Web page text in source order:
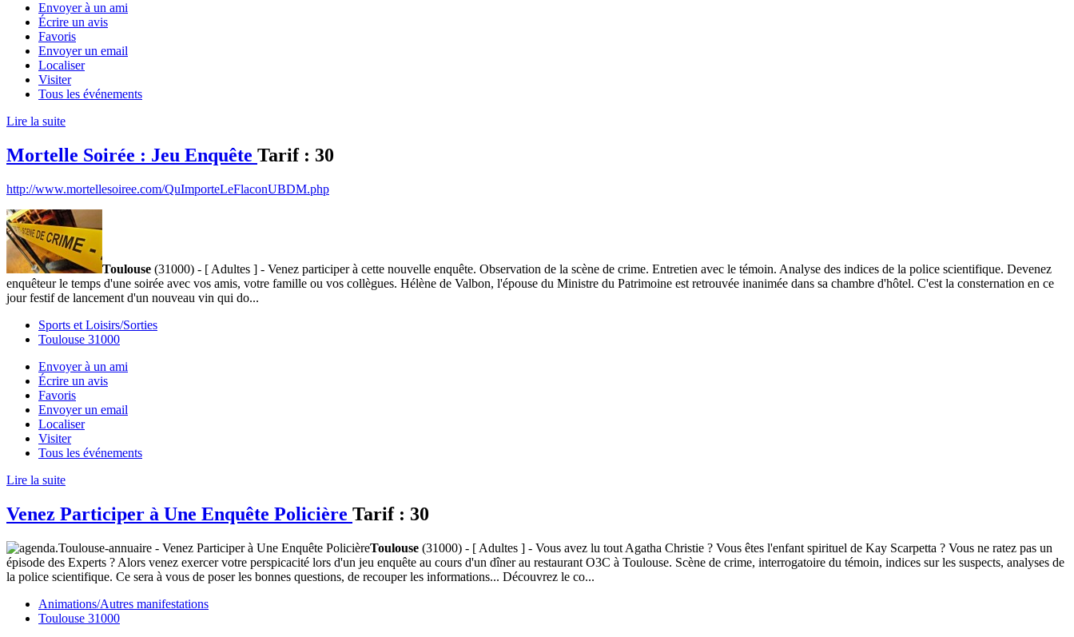
Envoyer à un ami
Écrire un avis
Favoris
Envoyer un email
Localiser
Visiter
Tous les événements
Lire la suite
Mortelle Soirée : Jeu Enquête Tarif : 30
http://www.mortellesoiree.com/QuImporteLeFlaconUBDM.php
Toulouse (31000) - [ Adultes ] - Venez participer à cette nouvelle enquête. Observation de la scène de crime. Entretien avec le témoin. Analyse des indices de la police scientifique. Devenez
enquêteur le temps d'une soirée avec vos amis, votre famille ou vos collègues. Hélène de Valbon, l'épouse du Ministre du Patrimoine est retrouvée inanimée dans sa chambre d'hôtel. C'est la consternation en ce
jour festif de lancement d'un nouveau vin qui do...
Sports et Loisirs/Sorties
Toulouse 31000
Envoyer à un ami
Écrire un avis
Favoris
Envoyer un email
Localiser
Visiter
Tous les événements
Lire la suite
Venez Participer à Une Enquête Policière Tarif : 30
Toulouse (31000) - [ Adultes ] - Vous avez lu tout Agatha Christie ? Vous êtes l'enfant spirituel de Kay Scarpetta ? Vous ne ratez pas un
épisode des Experts ? Alors venez exercer votre perspicacité lors d'un jeu enquête au cours d'un dîner au restaurant O3C à Toulouse. Scène de crime, interrogatoire du témoin, indices sur les suspects, analyses de
la police scientifique. Ce sera à vous de poser les bonnes questions, de recouper les informations... Découvrez le co...
Animations/Autres manifestations
Toulouse 31000